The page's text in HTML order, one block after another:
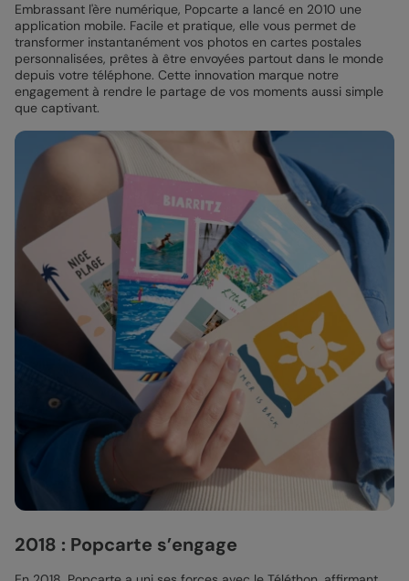
Embrassant l'ère numérique, Popcarte a lancé en 2010 une
application mobile. Facile et pratique, elle vous permet de
transformer instantanément vos photos en cartes postales
personnalisées, prêtes à être envoyées partout dans le monde
depuis votre téléphone. Cette innovation marque notre
engagement à rendre le partage de vos moments aussi simple
que captivant.
2018 : Popcarte s’engage